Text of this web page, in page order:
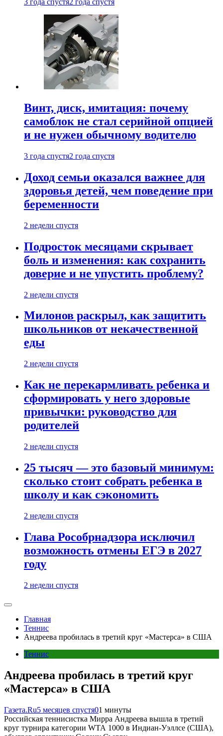
3 года спустя2 года спустя
Винт, диск, имитация: почему
самоблок не стал серийной опцией
и не нужен обычному водителю
3 года спустя2 года спустя
Доход семьи оказался важнее для
здоровья детей, чем поведение при
беременности
2 недели спустя
Подросток месяцами скрывает
боль и изменения: как сохранить
доверие и не упустить проблему?
2 недели спустя
Милонов раскрыл, как защитить
школьников от некачественной
еды
2 недели спустя
Как не перекармливать ребенка и
сформировать у него здоровые
привычки: руководство для
родителей
2 недели спустя
25 тысяч — это базовый минимум:
сколько стоит собрать ребенка в
школу и как сэкономить
2 недели спустя
Глава Рособрнадзора исключил
возможность отмены ЕГЭ в 2027
году
2 недели спустя
Главная
Теннис
Андреева пробилась в третий круг «Мастерса» в США
Теннис
Андреева пробилась в третий круг
«Мастерса» в США
Газета.Ru5 месяцев спустя01 минуты
Российская теннисистка Мирра Андреева вышла в третий
круг турнира категории WTA 1000 в Индиан-Уэллсе (США),